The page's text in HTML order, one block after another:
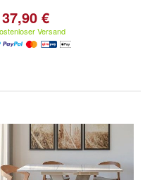
€
Versand